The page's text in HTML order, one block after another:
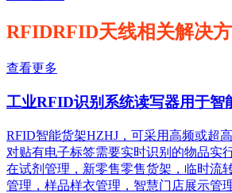
RFIDRFID天线相关解决
查看更多
工业RFID识别系统读写器用于智
RFID智能货架HZHJ，可采用高频或超
对贴有电子标签需要实时识别的物品实
在试剂管理，新零售零售货架，临时流
管理，样品样衣管理，智慧门店展示管